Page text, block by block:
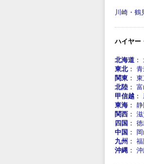
川崎・鶴
ハイヤー
北海道 ：
東北：
関東 ：
北陸 ：
甲信越 ：
東海 ：
関西 ：
四国 ：
中国 ：
九州 ：
沖縄 ：